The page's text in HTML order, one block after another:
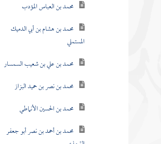
محمد بن العباس المؤدب
محمد بن هشام بن أبي الدميك
المستملي
محمد بن علي بن شعيب السمسار
محمد بن نصر بن حميد البزاز
محمد بن الحسين الأنماطي
محمد بن أحمد بن نصر أبو جعفر